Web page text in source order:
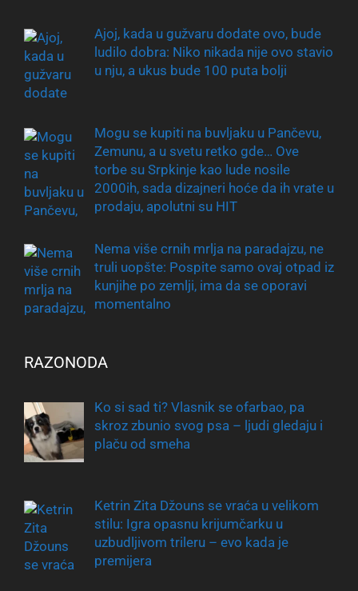
Ajoj, kada u gužvaru dodate ovo, bude
ludilo dobra: Niko nikada nije ovo stavio
u nju, a ukus bude 100 puta bolji
Mogu se kupiti na buvljaku u Pančevu,
Zemunu, a u svetu retko gde… Ove
torbe su Srpkinje kao lude nosile
2000ih, sada dizajneri hoće da ih vrate u
prodaju, apolutni su HIT
Nema više crnih mrlja na paradajzu, ne
truli uopšte: Pospite samo ovaj otpad iz
kunjihe po zemlji, ima da se oporavi
momentalno
RAZONODA
Ko si sad ti? Vlasnik se ofarbao, pa
skroz zbunio svog psa – ljudi gledaju i
plaču od smeha
Ketrin Zita Džouns se vraća u velikom
stilu: Igra opasnu krijumčarku u
uzbudljivom trileru – evo kada je
premijera